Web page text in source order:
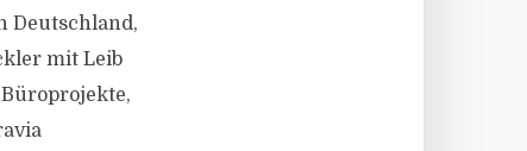
Deutschland,
mit Leib